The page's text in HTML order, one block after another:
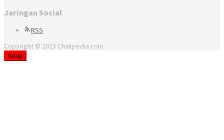
Jaringan Social
RSS
Copyright © 2023 Chakpedia.com
tutup